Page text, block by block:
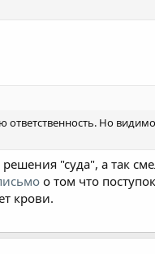
Но
"суда", а так
о том что
крови.